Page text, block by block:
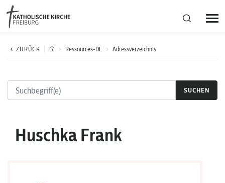
Bistumsregion Deutschfreiburg
Fachstellen
ZURÜCK Ressources-DE Adressverzeichnis
SUCHEN
Huschka Frank